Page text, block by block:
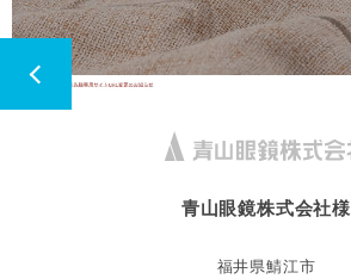
青山眼鏡株式会社様
福井県鯖江市